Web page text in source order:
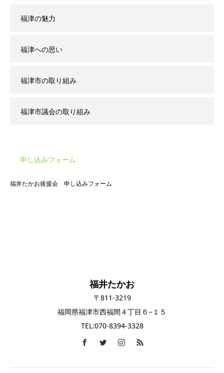
福津の魅力
福津への思い
福津市の取り組み
福津市議会の取り組み
申し込みフォーム
福井たかお後援会 申し込みフォーム
福井たかお
〒811-3219
福岡県福津市西福間４丁目６−１５
TEL:070-8394-3328